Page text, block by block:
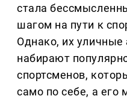
стала
шагом на пути к
Однако, их уличные
набирают
спортсменов,
само по себе, а его